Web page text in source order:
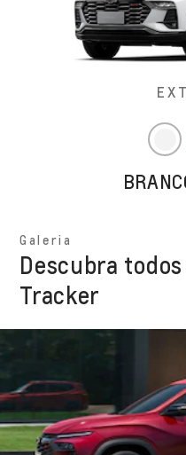
Galeria
Descubra
Tracker